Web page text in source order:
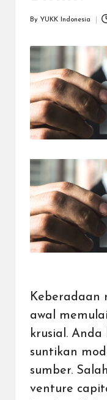
menerima
metode
mengirim
dana
berbagai
tujuan
lebih
lebih
mudah,
lebih
aman.
By YUKK Indonesia
Keberadaan
awal
krusial.
suntikan
sumber.
venture